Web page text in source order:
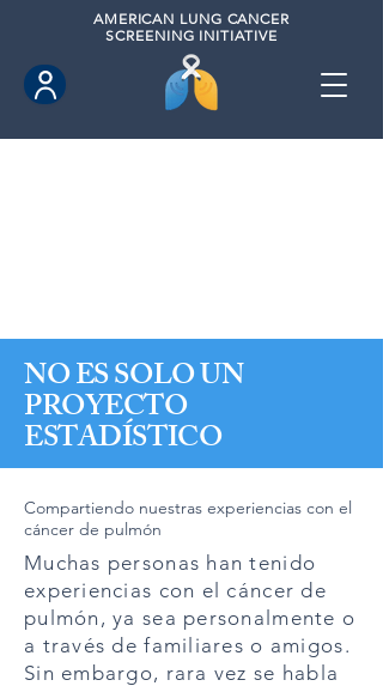
AMERICAN LUNG CANCER
SCREENING INITIATIVE
NO ES SOLO UN
PROYECTO
ESTADÍSTICO
Compartiendo nuestras experiencias con el
cáncer de pulmón
Muchas personas han tenido
experiencias con el cáncer de
pulmón, ya sea personalmente o
a través de familiares o amigos.
Sin embargo, rara vez se habla